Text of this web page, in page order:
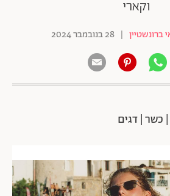
וקארי
ברונשטיין | 28 בנובמבר 2024